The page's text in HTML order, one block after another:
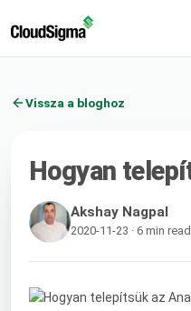
Vissza a bloghoz
Hogyan
Akshay Nagpal
2020-11-23 · 6 min read